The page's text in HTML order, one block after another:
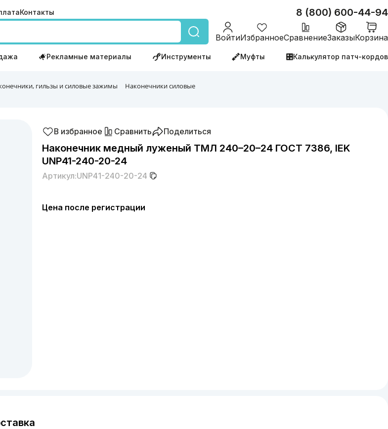
Контакты 8 (800) 600-44-94
ВойтиИзбранноеСравнениеЗаказыКорзина
Рекламные материалы Инструменты Муфты Калькулятор патч-кордов
гильзы и силовые зажимы Наконечники силовые
В избранное Сравнить Поделиться
Наконечник медный луженый ТМЛ 240–20–24 ГОСТ 7386, IEK
UNP41-240-20-24
Артикул:UNP41-240-20-24
Цена после регистрации